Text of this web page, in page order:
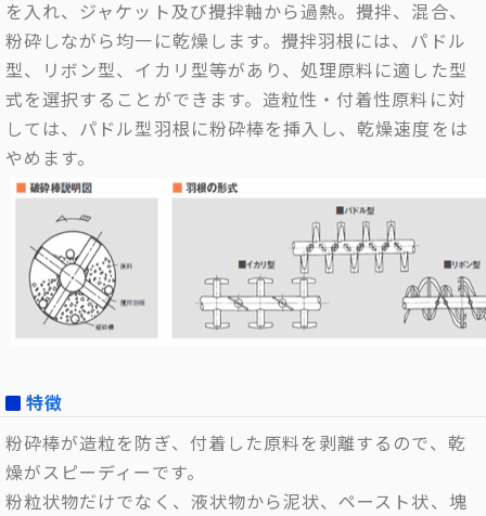
を入れ、ジャケット及び攪拌軸から過熱。攪拌、混合、
粉砕しながら均一に乾燥します。攪拌羽根には、パドル
型、リボン型、イカリ型等があり、処理原料に適した型
式を選択することができます。造粒性・付着性原料に対
しては、パドル型羽根に粉砕棒を挿入し、乾燥速度をは
やめます。
特徴
粉砕棒が造粒を防ぎ、付着した原料を剥離するので、乾
燥がスピーディーです。
粉粒状物だけでなく、液状物から泥状、ペースト状、塊